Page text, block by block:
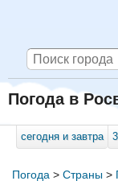
Погода в
сегодня и завтра
Погода > Страны>